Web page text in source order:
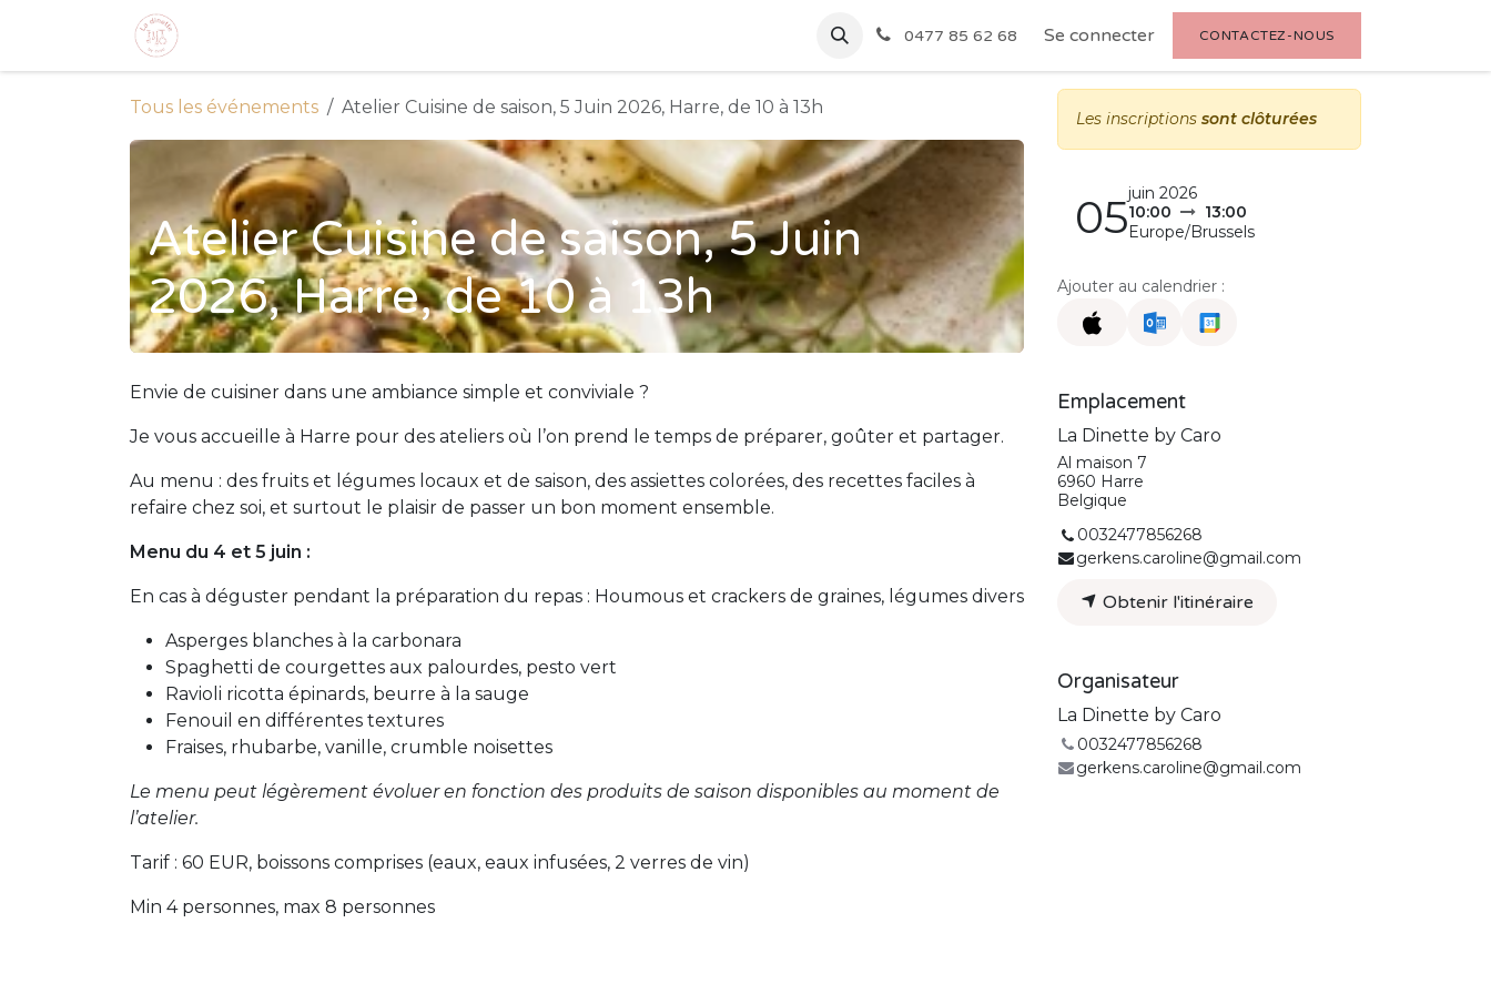
Se rendre au contenu
0477 85 62 68 Se connecter CONTACTEZ-NOUS
Tous les événements Atelier Cuisine de saison, 5 Juin 2026, Harre, de 10 à 13h
Atelier Cuisine de saison, 5 Juin
2026, Harre, de 10 à 13h
Envie de cuisiner dans une ambiance simple et conviviale ?
Je vous accueille à Harre pour des ateliers où l’on prend le temps de préparer, goûter et partager.
Au menu : des fruits et légumes locaux et de saison, des assiettes colorées, des recettes faciles à
refaire chez soi, et surtout le plaisir de passer un bon moment ensemble.
Menu du 4 et 5 juin :
En cas à déguster pendant la préparation du repas : Houmous et crackers de graines, légumes divers
Asperges blanches à la carbonara
Spaghetti de courgettes aux palourdes, pesto vert
Ravioli ricotta épinards, beurre à la sauge
Fenouil en différentes textures
Fraises, rhubarbe, vanille, crumble noisettes
Le menu peut légèrement évoluer en fonction des produits de saison disponibles au moment de
l’atelier.
Tarif : 60 EUR, boissons comprises (eaux, eaux infusées, 2 verres de vin)
Min 4 personnes, max 8 personnes
Les inscriptions sont clôturées
05juin 2026
10:00
13:00
Europe/Brussels
Ajouter au calendrier :
Emplacement
La Dinette by Caro
Al maison 7
6960 Harre
Belgique
0032477856268
gerkens.caroline@gmail.com
Obtenir l'itinéraire
Organisateur
La Dinette by Caro
0032477856268
gerkens.caroline@gmail.com